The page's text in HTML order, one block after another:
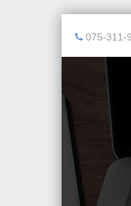
075-311-